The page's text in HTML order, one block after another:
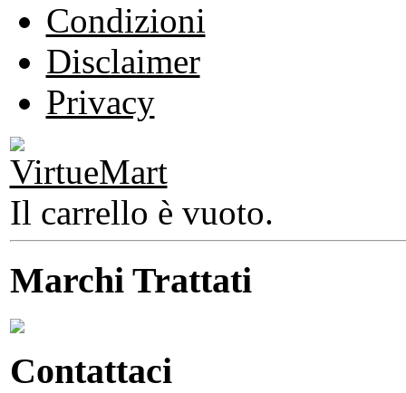
Condizioni
Disclaimer
Privacy
Il carrello è vuoto.
Marchi Trattati
Contattaci